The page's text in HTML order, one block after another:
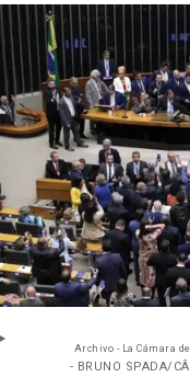
Archivo - La Cámara
- BRUNO SPADA/